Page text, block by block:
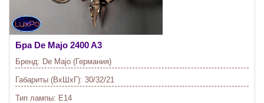
Бра De Majo 2400 A3
Бренд: De Majo (Германия)
Габариты (ВхШхГ): 30/32/21
Тип лампы: E14